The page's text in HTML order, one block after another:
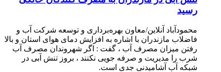
رسيد
محمودآباد آنلاین/معاون بهره‌برداری و توسعه شرکت آب و
فاضلاب مازندران با اشاره به افزایش دمای هوای استان و بالا
رفتن میزان مصرف آب ، گفت : اگر شهروندان مصرف آب
شرب را مدیریت و صرفه جویی نکنند ، بروز تنش آبی در
شبکه آب آشامیدنی جدی است.